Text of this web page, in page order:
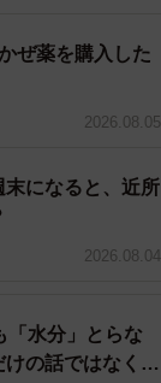
ぜ薬を購入した
2026.08.05
になると、近所
2026.08.04
水分」とらな
の話ではなく、